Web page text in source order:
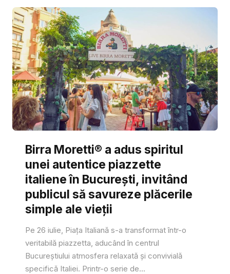
Birra Moretti® a adus spiritul
unei autentice piazzette
italiene în București, invitând
publicul să savureze plăcerile
simple ale vieții
Pe 26 iulie, Piața Italiană s-a transformat într-o
veritabilă piazzetta, aducând în centrul
Bucureștiului atmosfera relaxată și convivială
specifică Italiei. Printr-o serie de...